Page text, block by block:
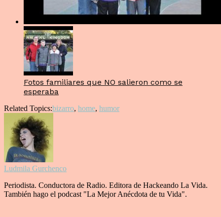
Fotos familiares que NO salieron como se
esperaba
Related Topics:bizarro, home, humor
Ludmila Gurchenco
Periodista. Conductora de Radio. Editora de Hackeando La Vida.
También hago el podcast "La Mejor Anécdota de tu Vida".